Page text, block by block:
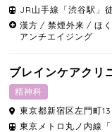
JR山手線「渋谷駅」
漢方
禁煙外来 ほ
アンチエイジング
ブレインケアクリ
精神科
東京都新宿区左門町
東京メトロ丸ノ内線